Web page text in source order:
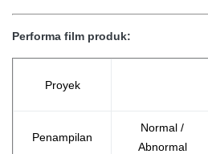
Performa film produk:
Proyek
Penampilan
Normal /
Abnormal